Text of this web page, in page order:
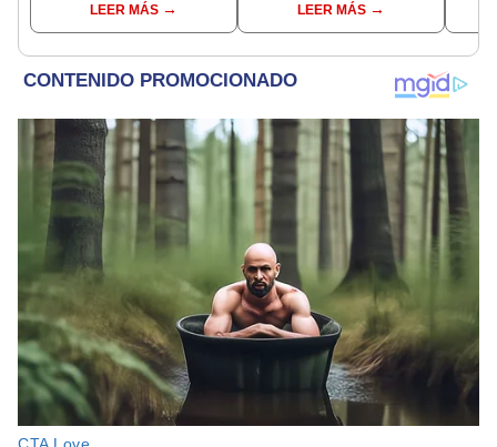
hubiéramos salido”
LEER MÁS
esposa Erika Muñóz: "El
proceso judicial"
LEER MÁS
"No